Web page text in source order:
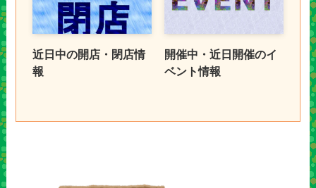
近日中の開店・閉店情
報
開催中・近日開催のイ
ベント情報